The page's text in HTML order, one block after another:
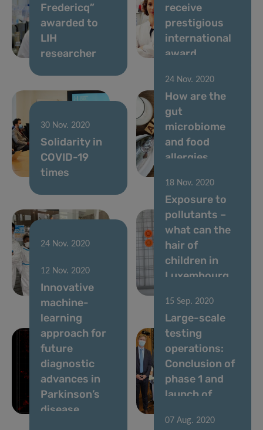
Fredericq”
awarded to
LIH
researcher
receive
prestigious
international
award
30 Nov. 2020
Solidarity in
COVID-19
times
24 Nov. 2020
How are the
gut
microbiome
and food
allergies
24 Nov. 2020
preliminary
results
18 Nov. 2020
Exposure to
pollutants –
what can the
hair of
children in
Luxembourg
12 Nov. 2020
Innovative
machine-
learning
approach for
future
diagnostic
advances in
Parkinson’s
disease
15 Sep. 2020
Large-scale
testing
operations:
Conclusion of
phase 1 and
launch of
07 Aug. 2020